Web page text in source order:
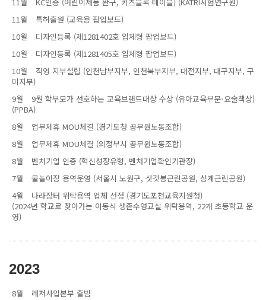
11월
특허출원 (교육용 팝업보드)
10월
디자인등록 (제1281402호 입체형 팝업보드)
10월
디자인등록 (제1281405호 입체형 팝업보드)
10월
직영 지부설립 (인천남부지부, 인천북부지부, 대전지부, 대구지부, 구
미지부)
9월
9월 학부모가 선호하는 교육브랜드대상 수상 (유아교육부문-요술책상)
(PPBA)
8월
업무제휴 MOU체결 (경기도청 공무원노동조합)
8월
업무제휴 MOU체결 (의정부시 공무원노동조합)
8월
벤처기업 인증 (혁신성장유형, 벤처기업확인기관장)
7월
물놀이장 용역운영 (서울시 노원구, 삿갓봉근린공원, 상계근린공원)
4월
나라장터 위탁용역 업체 선정 (경기도포천교육지원청)
(2024년 학교로 찾아가는 이동식 생존수영교실 위탁용역, 22개 초등학교 운
영)
2023
8월
레저사업본부 출범